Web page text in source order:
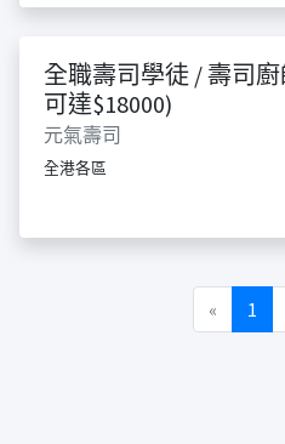
全職壽司學徒 / 壽司
可達$18000)
元氣壽司
全港各區
«Previous
1